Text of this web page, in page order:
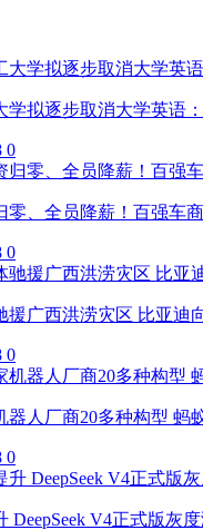
学拟逐步取消大学英语
0
零、全员降薪！百强车
0
援广西洪涝灾区 比亚迪
0
器人厂商20多种构型 蚂
0
DeepSeek V4正式版灰